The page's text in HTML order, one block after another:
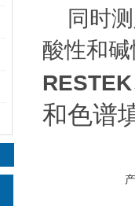
同时测
酸性和
RESTEK
和色谱